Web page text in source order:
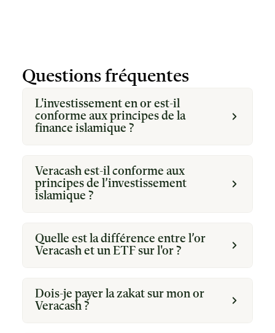
Questions fréquentes
L'investissement en or est-il
conforme aux principes de la
finance islamique ?
Veracash est-il conforme aux
principes de l’investissement
islamique ?
Quelle est la différence entre l’or
Veracash et un ETF sur l'or ?
Dois-je payer la zakat sur mon or
Veracash ?